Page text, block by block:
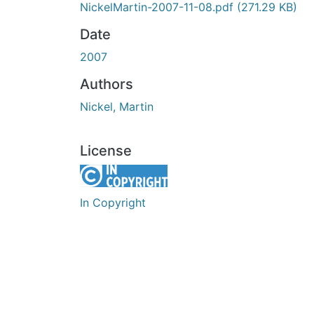
NickelMartin-2007-11-08.pdf (271.29 KB)
Date
2007
Authors
Nickel, Martin
License
In Copyright